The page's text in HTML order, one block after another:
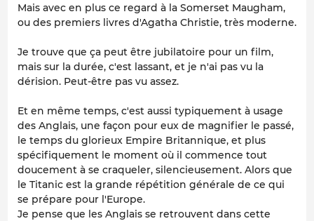
Mais avec en plus ce regard à la Somerset Maugham,
ou des premiers livres d'Agatha Christie, très moderne.
Je trouve que ça peut être jubilatoire pour un film,
mais sur la durée, c'est lassant, et je n'ai pas vu la
dérision. Peut-être pas vu assez.
Et en même temps, c'est aussi typiquement à usage
des Anglais, une façon pour eux de magnifier le passé,
le temps du glorieux Empire Britannique, et plus
spécifiquement le moment où il commence tout
doucement à se craqueler, silencieusement. Alors que
le Titanic est la grande répétition générale de ce qui
se prépare pour l'Europe.
Je pense que les Anglais se retrouvent dans cette